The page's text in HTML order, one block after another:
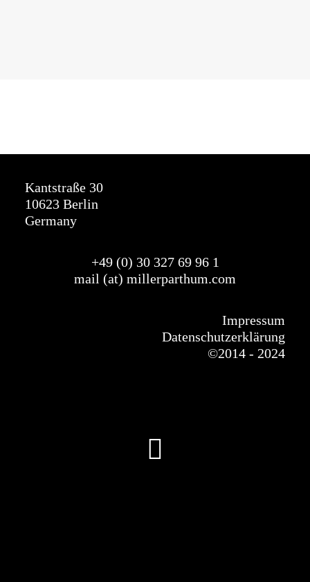
Kantstraße 30
10623 Berlin
Germany
+49 (0) 30 327 6996 1
mail (at) millerparthum.com
Impressum
Datenschutzerklärung
©2014 - 2024